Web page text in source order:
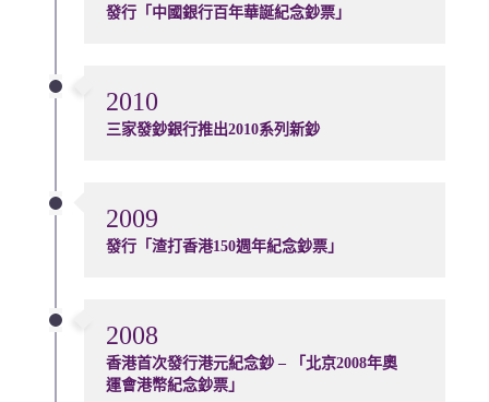
發行「中國銀行百年華誕紀念鈔票」
2010
三家發鈔銀行推出2010系列新鈔
2009
發行「渣打香港150週年紀念鈔票」
2008
香港首次發行港元紀念鈔 – 「北京2008年奧
運會港幣紀念鈔票」